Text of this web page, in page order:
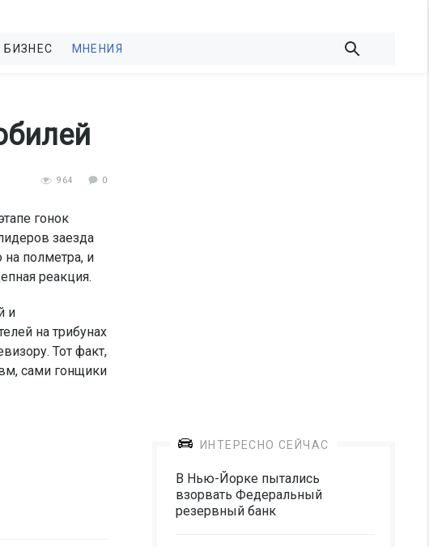
БИЗНЕС МНЕНИЯ
964 0
гонок
заезда
на полметра, и
реакция.
и
на трибунах
Тот факт,
сами гонщики
ИНТЕРЕСНО СЕЙЧАС
В Нью-Йорке пытались
взорвать Федеральный
резервный банк